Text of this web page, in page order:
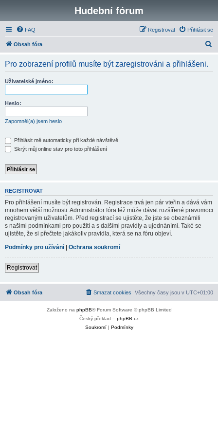
Hudební fórum
FAQ Přihlásit se
Registrovat
Obsah fóra
Pro zobrazení profilů musíte být zaregistrováni a přihlášeni.
Uživatelské jméno:
Heslo:
Zapomněl(a) jsem heslo
Přihlásit mě automaticky při každé návštěvě
Skrýt můj online stav pro toto přihlášení
REGISTROVAT
Pro přihlášení musíte být registrován. Registrace trvá jen pár vteřin a dává vám
mnohem větší možnosti. Administrátor fóra též může dávat rozšířené pravomoci
registrovaným uživatelům. Před registrací se ujistěte, že jste se obeznámili
s našimi podmínkami pro použití a s dalšími pravidly a ujednáními. Také se
ujistěte, že si přečtete jakákoliv pravidla, která se na fóru objeví.
Podmínky pro užívání | Ochrana soukromí
Registrovat
Obsah fóra Všechny časy jsou v UTC+01:00
Smazat cookies
Založeno na phpBB® Forum Software © phpBB Limited
Český překlad – phpBB.cz
Soukromí| Podmínky